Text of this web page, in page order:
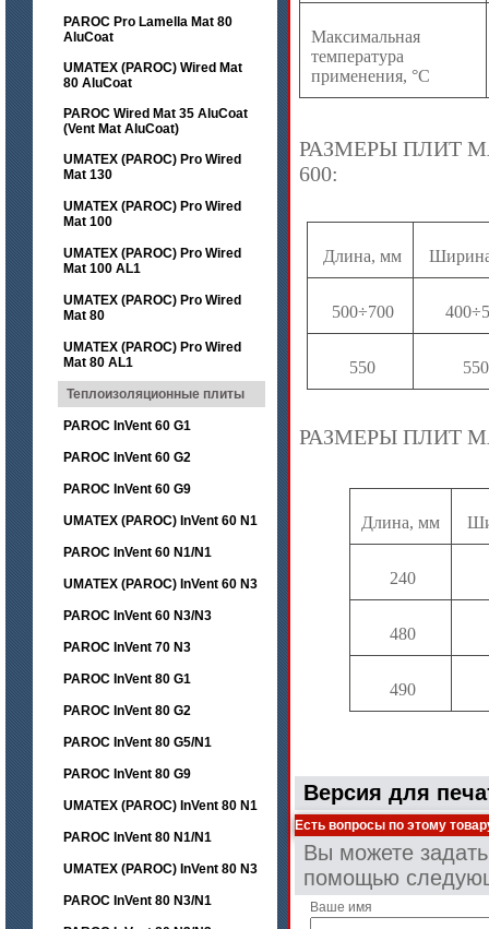
PAROC Pro Lamella Mat 80
AluCoat
UMATEX (PAROC) Wired Mat
80 AluCoat
PAROC Wired Mat 35 AluCoat
(Vent Mat AluCoat)
UMATEX (PAROC) Pro Wired
Mat 130
UMATEX (PAROC) Pro Wired
Mat 100
UMATEX (PAROC) Pro Wired
Mat 100 AL1
UMATEX (PAROC) Pro Wired
Mat 80
UMATEX (PAROC) Pro Wired
Mat 80 AL1
Теплоизоляционные плиты
PAROC InVent 60 G1
PAROC InVent 60 G2
PAROC InVent 60 G9
UMATEX (PAROC) InVent 60 N1
PAROC InVent 60 N1/N1
UMATEX (PAROC) InVent 60 N3
PAROC InVent 60 N3/N3
PAROC InVent 70 N3
PAROC InVent 80 G1
PAROC InVent 80 G2
PAROC InVent 80 G5/N1
PAROC InVent 80 G9
UMATEX (PAROC) InVent 80 N1
PAROC InVent 80 N1/N1
UMATEX (PAROC) InVent 80 N3
PAROC InVent 80 N3/N1
Максимальная
температура
применения, °С
РАЗМЕРЫ ПЛИТ
600:
Длина, мм
500÷700
550 550
РАЗМЕРЫ ПЛИТ
Длина, мм
240
480
490
Версия для
Есть вопросы по этому
Вы можете
помощью
Ваше имя